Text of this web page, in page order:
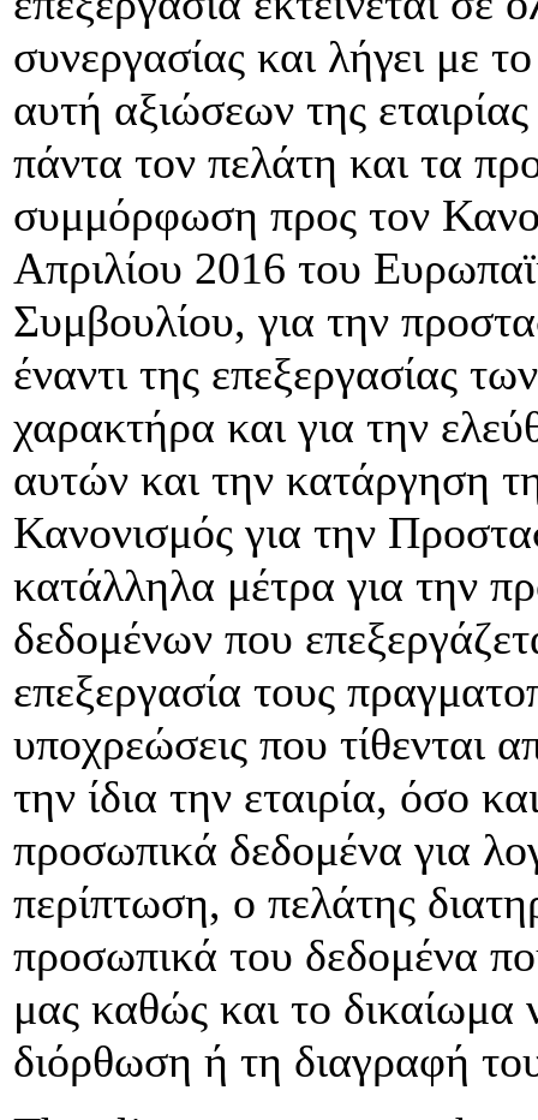
συνεργασίας και λήγει με
αυτή αξιώσεων της
πάντα τον πελάτη και τα
συμμόρφωση προς τον
Απριλίου 2016 του
Συμβουλίου, για την
έναντι της επεξεργασίας
χαρακτήρα και για την
αυτών και την κατάργηση
Κανονισμός για την
κατάλληλα μέτρα για την
δεδομένων που
επεξεργασία τους
υποχρεώσεις που τίθενται
την ίδια την εταιρία, όσο
προσωπικά δεδομένα για
περίπτωση, ο πελάτης
προσωπικά του δεδομένα
μας καθώς και το δικαίωμα
διόρθωση ή τη διαγραφή